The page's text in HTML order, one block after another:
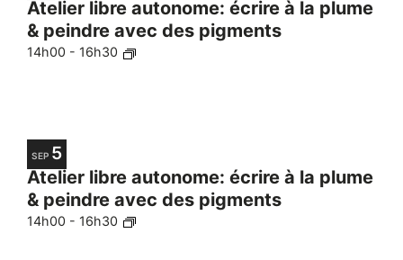
résultats
filtrés.
Atelier libre autonome: écrire à la plume
& peindre avec des pigments
14h00 - 16h30
SEP 5
Atelier libre autonome: écrire à la plume
& peindre avec des pigments
14h00 - 16h30